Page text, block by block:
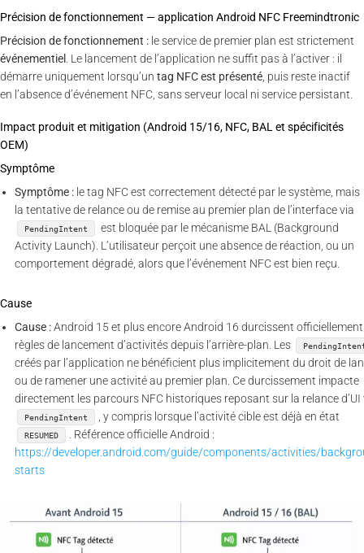
Précision de fonctionnement — application Android NFC Freemindtronic
Précision de fonctionnement : le service de premier plan est strictement
événementiel
. Le lancement de l’application ne suffit pas à l’activer : il
démarre uniquement lorsqu’un tag NFC est présenté , puis reste inactif
en l’absence d’événement NFC, sans serveur local ni service persistant.
Impact produit et mitigation (Android 15/16, NFC, BAL et spécificités
OEM)
Symptôme
Symptôme : le tag NFC est correctement détecté par le système, mais
la tentative de relance ou de remise au premier plan de l’interface via
PendingIntent
est bloquée par le mécanisme BAL (Background
Activity Launch). L’utilisateur perçoit une absence de réaction, ou un
comportement dégradé, alors que l’événement NFC est bien reçu.
Cause
Cause :Android 15 et plus encore Android 16 durcissent
règles de lancement d’activités depuis l’arrière-plan. Les
créés par l’application ne bénéficient plus implicitement du droit de
ou de ramener une activité au premier plan. Ce durcissement impacte
directement les parcours NFC historiques reposant sur la relance d’UI
PendingIntent , y compris lorsque l’activité cible est déjà en état
RESUMED
. Référence officielle Android :
https://developer.android.com/guide/components/activities/
starts